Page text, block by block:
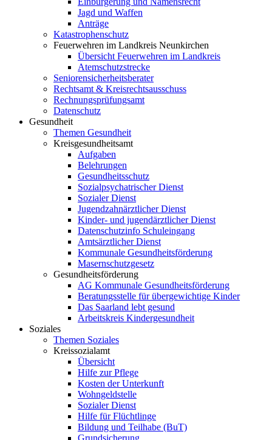
Jagd und Waffen
Anträge
Katastrophenschutz
Feuerwehren im Landkreis Neunkirchen
Übersicht Feuerwehren im Landkreis
Atemschutzstrecke
Seniorensicherheitsberater
Rechtsamt & Kreisrechtsausschuss
Rechnungsprüfungsamt
Datenschutz
Gesundheit
Themen Gesundheit
Kreisgesundheitsamt
Aufgaben
Belehrungen
Gesundheitsschutz
Sozialpsychatrischer Dienst
Sozialer Dienst
Jugendzahnärztlicher Dienst
Kinder- und jugendärztlicher Dienst
Datenschutzinfo Schuleingang
Amtsärztlicher Dienst
Kommunale Gesundheitsförderung
Masernschutzgesetz
Gesundheitsförderung
AG Kommunale Gesundheitsförderung
Beratungsstelle für übergewichtige Kinder
Das Saarland lebt gesund
Arbeitskreis Kindergesundheit
Soziales
Themen Soziales
Kreissozialamt
Übersicht
Hilfe zur Pflege
Kosten der Unterkunft
Wohngeldstelle
Sozialer Dienst
Hilfe für Flüchtlinge
Bildung und Teilhabe (BuT)
Grundsicherung